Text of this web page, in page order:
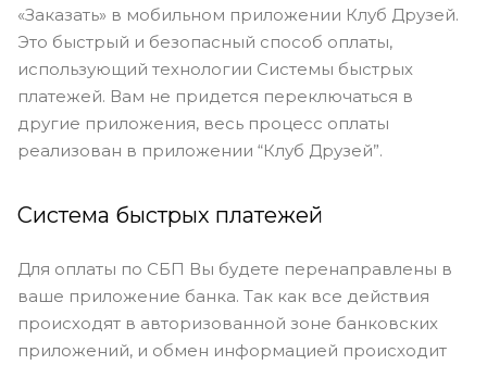
«Заказать» в мобильном приложении Клуб Друзей.
Это быстрый и безопасный способ оплаты,
использующий технологии Системы быстрых
платежей. Вам не придется переключаться в
другие приложения, весь процесс оплаты
реализован в приложении “Клуб Друзей”.
Система быстрых платежей
Для оплаты по СБП Вы будете перенаправлены в
ваше приложение банка. Так как все действия
происходят в авторизованной зоне банковских
приложений, и обмен информацией происходит